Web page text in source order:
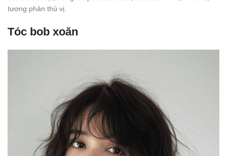
tương phản thú vị.
Tóc bob xoăn